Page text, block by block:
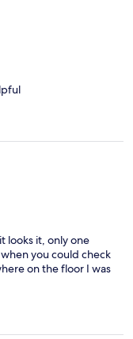
looks it, only one
you could check
on the floor I was